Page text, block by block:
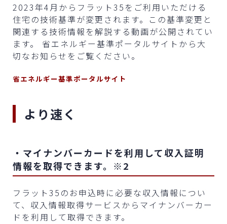
2023年4月からフラット35をご利用いただける
住宅の技術基準が変更されます。この基準変更と
関連する技術情報を解説する動画が公開されてい
ます。 省エネルギー基準ポータルサイトから大
切なお知らせをご覧ください。
省エネルギー基準ポータルサイト
より速く
・マイナンバーカードを利用して収入証明
情報を取得できます。※2
フラット35のお申込時に必要な収入情報につい
て、収入情報取得サービスからマイナンバーカー
ドを利用して取得できます。